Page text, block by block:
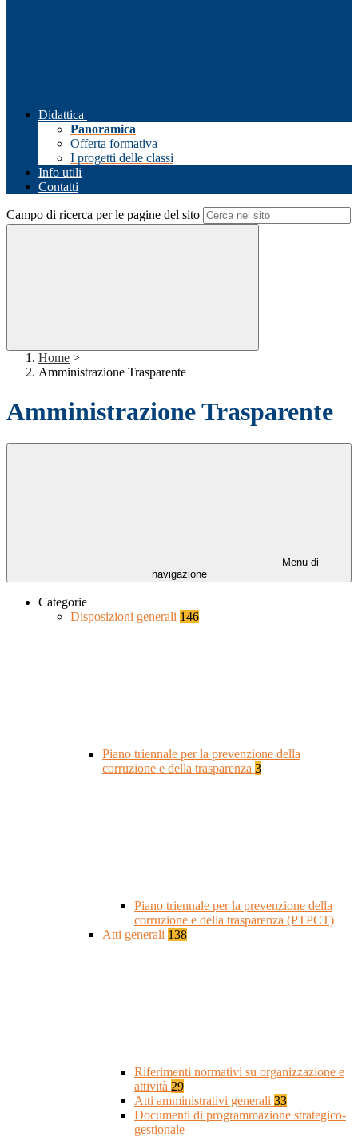
Didattica
Panoramica
Offerta formativa
I progetti delle classi
Info utili
Contatti
Campo di ricerca per le pagine del sito
Home >
Amministrazione Trasparente
Amministrazione Trasparente
Menu di
navigazione
Categorie
Disposizioni generali 146
Piano triennale per la prevenzione della
corruzione e della trasparenza 3
Piano triennale per la prevenzione della
corruzione e della trasparenza (PTPCT)
Atti generali 138
Riferimenti normativi su organizzazione e
attività 29
Atti amministrativi generali 33
Documenti di programmazione strategico-
gestionale